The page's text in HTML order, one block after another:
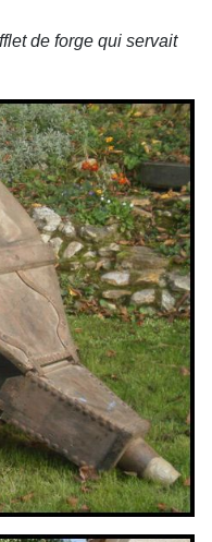
de forge qui servait